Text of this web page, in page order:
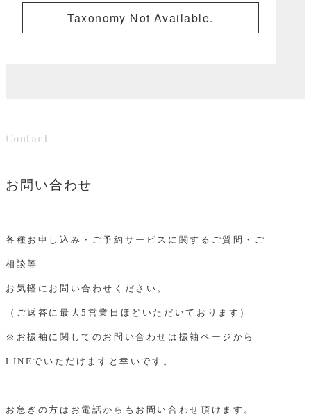
Taxonomy Not Available.
Contact
お問い合わせ
各種お申し込み・ご予約サービスに関するご質問・ご
相談等
お気軽にお問い合わせください。
（ご返答に最大5営業日ほどいただいております）
※お振袖に関してのお問い合わせは振袖ページから
LINEでいただけますと幸いです。
お急ぎの方はお電話からもお問い合わせ頂けます。